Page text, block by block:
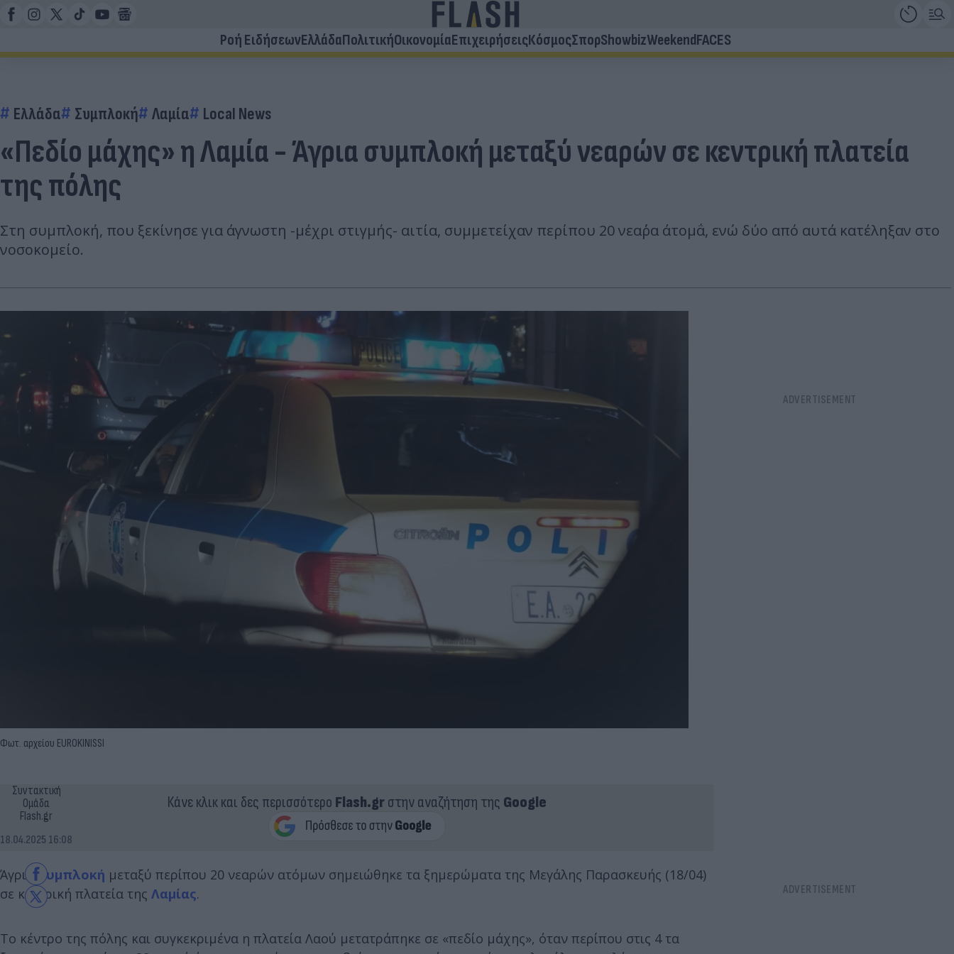
Ροή ΕιδήσεωνΕλλάδαΠολιτικήΟικονομίαΕπιχειρήσειςΚόσμοςΣπορShowbizWeekendFACES
Ελλάδα Συμπλοκή Λαμία Local News
«Πεδίο μάχης» η Λαμία - Άγρια συμπλοκή μεταξύ νεαρών σε κεντρική πλατεία
της πόλης
Στη συμπλοκή, που ξεκίνησε για άγνωστη -μέχρι στιγμής- αιτία, συμμετείχαν περίπου 20 νεαρ΄΄α άτομα΅, ενώ δύο από αυτά κατέληξαν στο
νοσοκομείο.
Φωτ. αρχείου EUROKINISSI
Συντακτική
Ομάδα
Flash.gr
18.04.2025 16:08
Κάνε κλικ και δες περισσότερο Flash.grστην αναζήτηση της Google
Άγριασυμπλοκή μεταξύ περίπου 20 νεαρών ατόμων σημειώθηκε τα ξημερώματα της Μεγάλης Παρασκευής (18/04)
σε κεντρική πλατεία της Λαμίας.
Το κέντρο της πόλης και συγκεκριμένα η πλατεία Λαού μετατράπηκε σε «πεδίο μάχης», όταν περίπου στις 4 τα